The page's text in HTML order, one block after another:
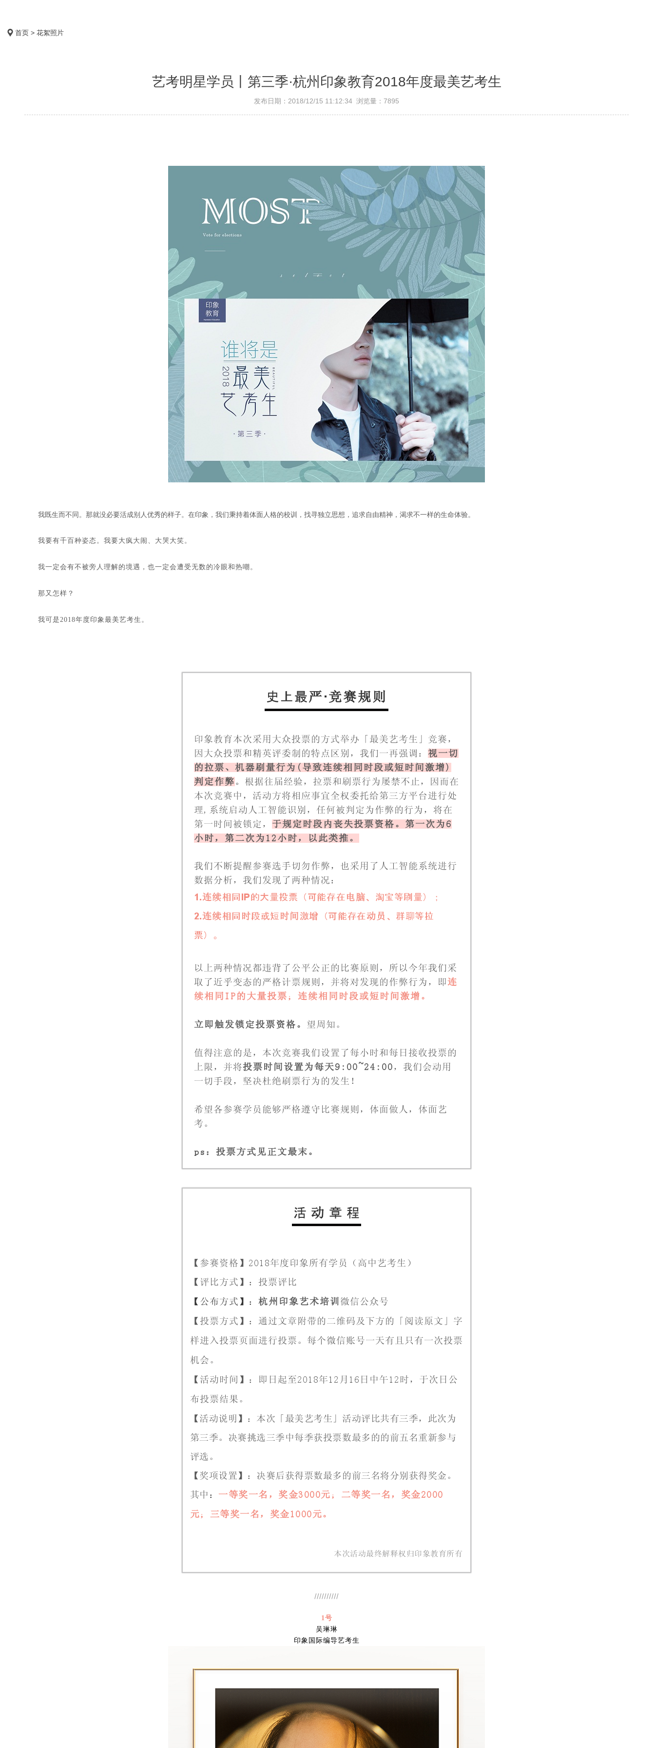
首页 > 花絮照片
艺考明星学员丨第三季·杭州印象教育2018年度最美艺考生
发布日期：2018/12/15 11:12:34 浏览量：7895
我既生而不同。那就没必要活成别人优秀的样子。 在印象，我们秉持着体面人格的校训，找寻独立思想，追求自由精神，渴求不一样的生命体验。
我要有千百种姿态。 我要大疯大闹、大哭大笑。
我一定会有不被旁人理解的境遇，也一定会遭受无数的冷眼和热嘲。
那又怎样？
我可是2018年度印象最美艺考生。
//////////
1号
吴琳琳
印象国际编导艺考生